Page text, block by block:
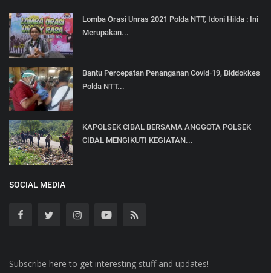
Lomba Orasi Unras 2021 Polda NTT, Idoni Hilda : Ini
Merupakan...
Bantu Percepatan Penanganan Covid-19, Biddokkes
Polda NTT...
KAPOLSEK CIBAL BERSAMA ANGGOTA POLSEK
CIBAL MENGIKUTI KEGIATAN...
SOCIAL MEDIA
Subscribe here to get interesting stuff and updates!